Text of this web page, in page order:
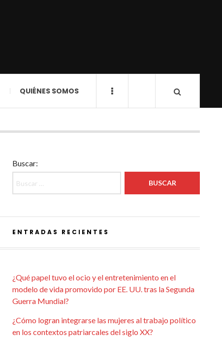
QUIÉNES SOMOS
Buscar:
ENTRADAS RECIENTES
¿Qué papel tuvo el ocio y el entretenimiento en el
modelo de vida promovido por EE. UU. tras la Segunda
Guerra Mundial?
¿Cómo logran integrarse las mujeres al trabajo político
en los contextos patriarcales del siglo XX?